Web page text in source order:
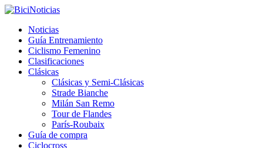
Noticias
Guía Entrenamiento
Ciclismo Femenino
Clasificaciones
Clásicas
Clásicas y Semi-Clásicas
Strade Bianche
Milán San Remo
Tour de Flandes
París-Roubaix
Guía de compra
Ciclocross